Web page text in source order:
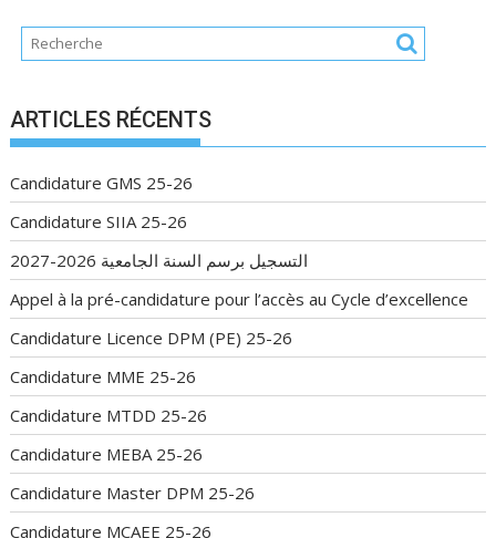
ARTICLES RÉCENTS
Candidature GMS 25-26
Candidature SIIA 25-26
التسجيل برسم السنة الجامعية 2026-2027
Appel à la pré-candidature pour l’accès au Cycle d’excellence
Candidature Licence DPM (PE) 25-26
Candidature MME 25-26
Candidature MTDD 25-26
Candidature MEBA 25-26
Candidature Master DPM 25-26
Candidature MCAEE 25-26